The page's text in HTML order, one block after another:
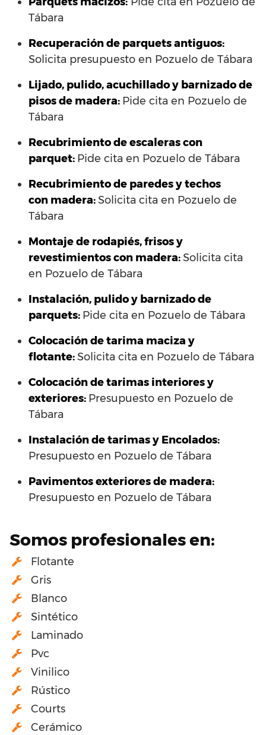
Tábara
Recuperación de parquets antiguos:
Solicita presupuesto en Pozuelo de Tábara
Lijado, pulido, acuchillado y barnizado de
pisos de madera: Pide cita en Pozuelo de
Tábara
Recubrimiento de escaleras con
parquet: Pide cita en Pozuelo de Tábara
Recubrimiento de paredes y techos
con madera:Solicita cita en Pozuelo de
Tábara
Montaje de rodapiés, frisos y
revestimientos con madera:Solicita cita
en Pozuelo de Tábara
Instalación, pulido y barnizado de
parquets: Pide cita en Pozuelo de Tábara
Colocación de tarima maciza y
flotante:Solicita cita en Pozuelo de Tábara
Colocación de tarimas interiores y
exteriores: Presupuesto en Pozuelo de
Tábara
Instalación de tarimas y Encolados:
Presupuesto en Pozuelo de Tábara
Pavimentos exteriores de madera:
Presupuesto en Pozuelo de Tábara
Somos profesionales en:
Flotante
Gris
Blanco
Sintético
Laminado
Pvc
Vinilico
Rústico
Courts
Cerámico